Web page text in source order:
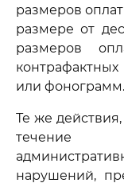
размеров
размере от
размеров
или фонограмм.
Те же
течение
нарушений,